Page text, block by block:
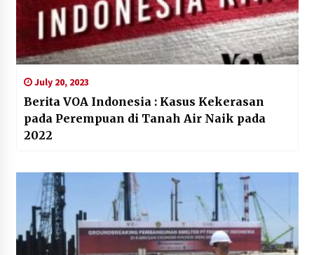
July 20, 2023
Berita VOA Indonesia : Kasus Kekerasan
pada Perempuan di Tanah Air Naik pada
2022